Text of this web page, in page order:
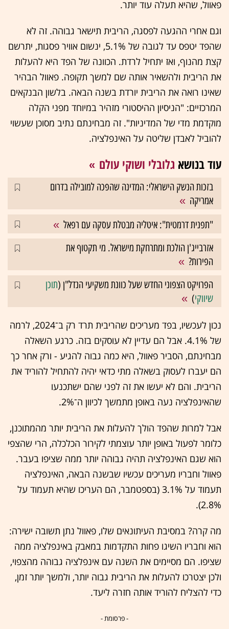
פאוול, שהיא תעלה עוד יותר.
וגם אחרי ההגעה לפסגה, הריבית תישאר גבוהה. זה לא
שהפד יטפס עד לגובה של 5.1%, ינשום אוויר פסגות, יתרשם
קצת מהנוף, ואז יתחיל לרדת. הכוונה של הפד היא להעלות
את הריבית ולהשאיר אותה שם למשך תקופה. פאוול הבהיר
שאינו רואה את הריבית יורדת בשנה הבאה. בלשון הבנקאים
המרכזיים: "הניסיון ההיסטורי מזהיר במיוחד מפני הקלה
מוקדמת מדי של המדיניות". זה מבחינתם נתיב מסוכן שעשוי
להוביל לאבדן שליטה על האינפלציה.
עוד בנושא גלובלי ושוקי עולם
בזכות הנשק הישראלי: המדינה שהפכה למובילה בדרום
אמריקה
"תפנית דרמטית": איטליה מבטלת עסקה עם רפאל
אזרבייג'ן הולכת ומתרחקת מישראל. מי תקטוף את
הפירות?
הפרויקט הצפוני החדש שעל כוונת משקיעי הנדל"ן (תוכן
שיווקי)
נכון לעכשיו, בפד מעריכים שהריבית תרד רק ב־2024, לרמה
של 4.1%. אבל הם עדיין לא עוסקים בזה. כרגע השאלה
מבחינתם, הסביר פאוול, היא כמה גבוה להגיע - ורק אחר כך
הם יעברו לעסוק בשאלה מתי כדאי יהיה להתחיל להוריד את
הריבית. והם לא יעשו את זה לפני שהם ישתכנעו
שהאינפלציה נעה באופן מתמשך לכיוון ה־2%.
אבל למרות שהפד הולך להעלות את הריבית יותר מהמתוכנן,
כלומר לפעול באופן יותר עוצמתי לקירור הכלכלה, הרי שהצפי
הוא שגם האינפלציה תהיה גבוהה יותר ממה שציפו בעבר.
פאוול וחבריו מעריכים עכשיו שבשנה הבאה, האינפלציה
תעמוד על 3.1% (בספטמבר, הם העריכו שהיא תעמוד על
2.8%).
מה קרה? במסיבת העיתונאים שלו, פאוול נתן תשובה ישירה:
הוא וחבריו השיגו פחות התקדמות במאבק באינפלציה ממה
שציפו. הם מסיימים את השנה עם אינפלציה גבוהה מהצפוי,
ולכן יצטרכו להעלות את הריבית גבוה יותר, ולמשך יותר זמן,
כדי להצליח להוריד אותה חזרה ליעד.
- פרסומת -